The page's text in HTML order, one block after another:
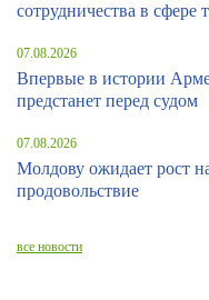
сотрудничества в сфере
07.08.2026
Впервые в истории
предстанет перед судом
07.08.2026
Молдову ожидает рост
продовольствие
все новости